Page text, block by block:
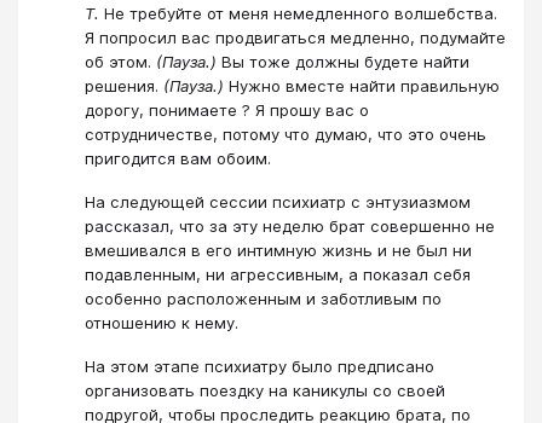
Т. Не требуйте от меня немедленного волшебства.
Я попросил вас продвигаться медленно, подумайте
об этом. (Пауза.) Вы тоже должны будете найти
решения. (Пауза.) Нужно вместе найти правильную
дорогу, понимаете ? Я прошу вас о
сотрудничестве, потому что думаю, что это очень
пригодится вам обоим.
На следующей сессии психиатр с энтузиазмом
рассказал, что за эту неделю брат совершенно не
вмешивался в его интимную жизнь и не был ни
подавленным, ни агрессивным, а показал себя
особенно расположенным и заботливым по
отношению к нему.
На этом этапе психиатру было предписано
организовать поездку на каникулы со своей
подругой, чтобы проследить реакцию брата, по